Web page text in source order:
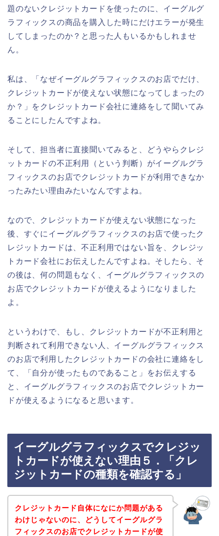
題のないクレジットカードを使ったのに、イーグルグ
ラフィックスの商品を購入した時にだけエラーが発生
してしまったのか？と思った人もいるかもしれませ
ん。
私は、「なぜイーグルグラフィックスのお店でだけ、
クレジットカードが使えない状態になってしまったの
か？」をクレジットカード会社に連絡をして聞いてみ
ることにしたんですよね。
そして、担当者に直接聞いてみると、どうやらクレジ
ットカードの不正利用（という判断）がイーグルグラ
フィックスのお店でクレジットカードが利用できなか
ったみたい理由みたいなんですよね。
なので、クレジットカードが使えない状態になった
後、すぐにイーグルグラフィックスのお店で使ったク
レジットカードは、不正利用ではない旨を、クレジッ
トカード会社にお伝えしたんですよね。そしたら、そ
の後は、何の問題もなく、イーグルグラフィックスの
お店でクレジットカードが使えるようになりました
よ。
というわけで、もし、クレジットカードが不正利用と
判断されて利用できない人、イーグルグラフィックス
のお店で利用したクレジットカードの会社に連絡をし
て、「自分が使ったものであること」をお伝えする
と、イーグルグラフィックスのお店でクレジットカー
ドが使えるようになると思います。
イーグルグラフィックスでクレジッ
トカードが使えない理由５．「クレ
ジットカードの種類を確認する」
クレジットカード自体になにか問題がある
わけじゃないのに、どうしてイーグルグラ
フィックスのお店でクレジットカードが使